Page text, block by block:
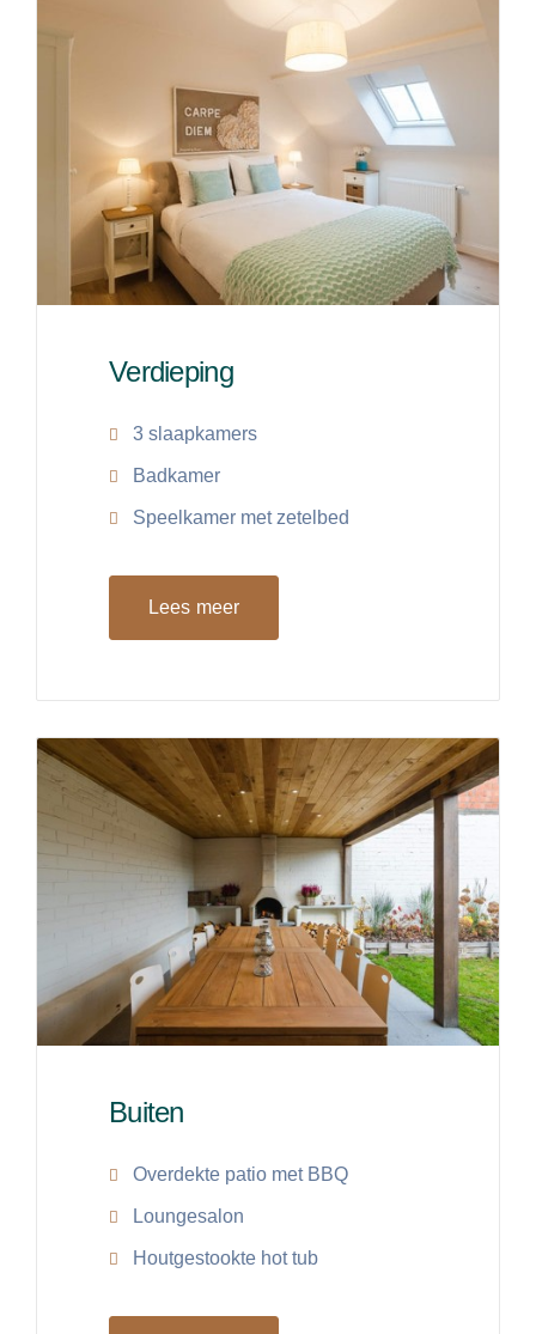
Verdieping
3 slaapkamers
Badkamer
Speelkamer met zetelbed
Lees meer
Buiten
Overdekte patio met BBQ
Loungesalon
Houtgestookte hot tub